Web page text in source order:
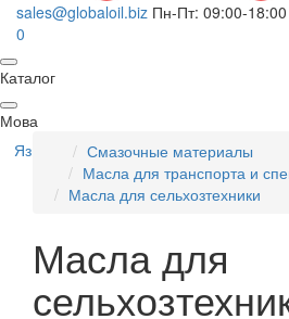
sales@globaloil.biz Пн-Пт: 09:00-18:00
0
Каталог
Мова
Язык
Смазочные материалы
Масла для транспорта и
Масла для сельхозтехники
Масла для